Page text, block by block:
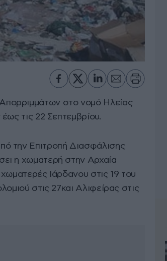
στο νομό Ηλείας
τις 22 Σεπτεμβρίου.
την Επιτροπή Διασφάλισης
η χωματερή στην Αρχαία
Ιάρδανου στις 19 του
στις 27και Αλιφείρας στις